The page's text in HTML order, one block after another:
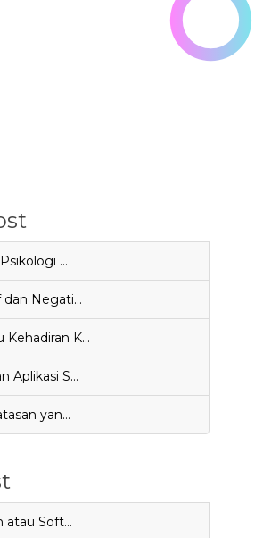
…
dan Negati…
Kehadiran K…
Aplikasi S…
yan…
atau Soft…